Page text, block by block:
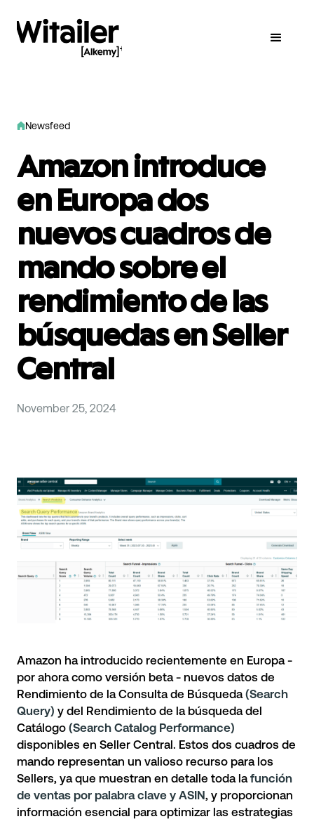
Newsfeed
Amazon introduce
en Europa dos
nuevos cuadros de
mando sobre el
rendimiento de las
búsquedas en Seller
Central
November 25, 2024
Amazon ha introducido recientemente en Europa -
por ahora como versión beta - nuevos datos de
Rendimiento de la Consulta de Búsqueda(Search
Query) y del Rendimiento de la búsqueda del
Catálogo (Search Catalog Performance)
disponibles en Seller Central. Estos dos cuadros de
mando representan un valioso recurso para los
Sellers, ya que muestran en detalle toda lafunción
de ventas por palabra clave y ASIN, y proporcionan
información esencial para optimizar las estrategias